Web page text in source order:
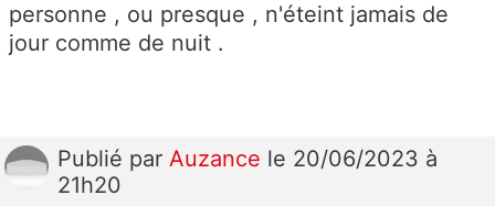
personne , ou presque , n'éteint jamais de
jour comme de nuit .
Publié par Auzance le 20/06/2023 à
21h20